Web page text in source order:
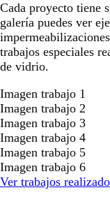
Cada proyecto tiene
galería puedes ver
trabajos especiales
de vidrio.
Imagen trabajo 1
Imagen trabajo 2
Imagen trabajo 3
Imagen trabajo 4
Imagen trabajo 5
Imagen trabajo 6
Ver trabajos